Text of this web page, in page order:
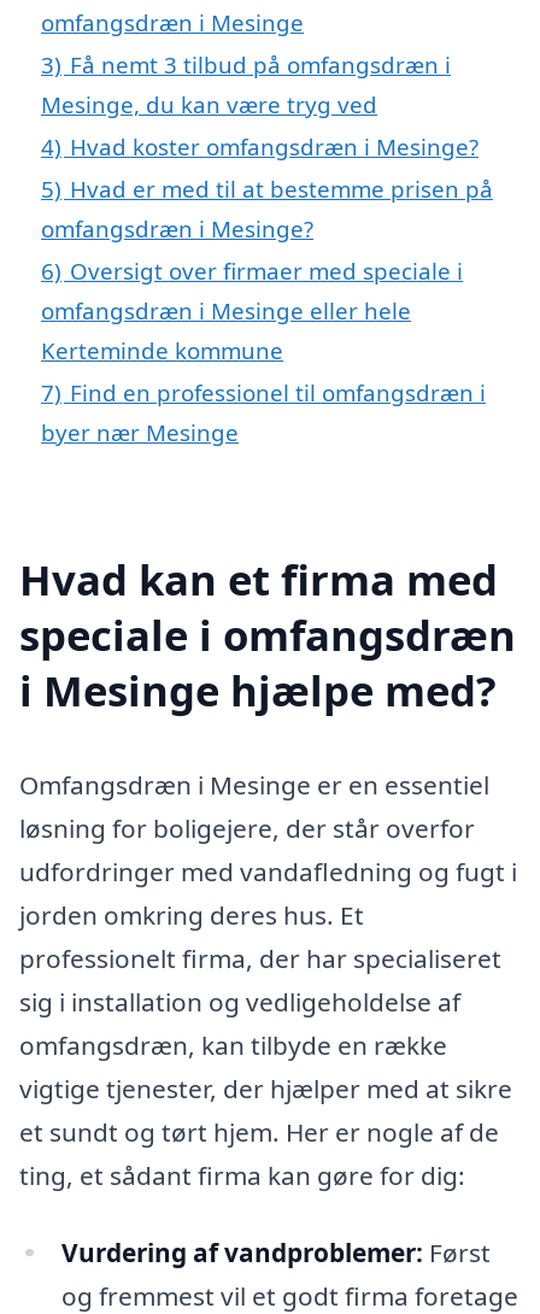
omfangsdræn i Mesinge
3) Få nemt 3 tilbud på omfangsdræn i
Mesinge, du kan være tryg ved
4) Hvad koster omfangsdræn i Mesinge?
5) Hvad er med til at bestemme prisen på
omfangsdræn i Mesinge?
6) Oversigt over firmaer med speciale i
omfangsdræn i Mesinge eller hele
Kerteminde kommune
7) Find en professionel til omfangsdræn i
byer nær Mesinge
Hvad kan et firma med
speciale i omfangsdræn
i Mesinge hjælpe med?
Omfangsdræn i Mesinge er en essentiel
løsning for boligejere, der står overfor
udfordringer med vandafledning og fugt i
jorden omkring deres hus. Et
professionelt firma, der har specialiseret
sig i installation og vedligeholdelse af
omfangsdræn, kan tilbyde en række
vigtige tjenester, der hjælper med at sikre
et sundt og tørt hjem. Her er nogle af de
ting, et sådant firma kan gøre for dig:
Vurdering af vandproblemer: Først
og fremmest vil et godt firma foretage